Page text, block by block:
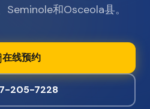
和Osceola县。
在线预约
205-7228